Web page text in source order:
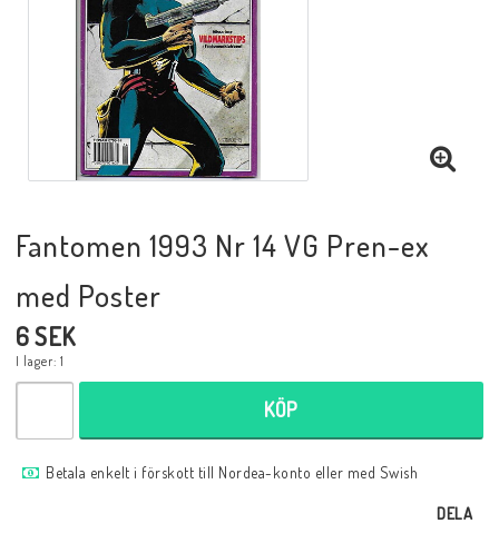
Mynt och Sedlar
Samlartillbehör
Serier Sverige
Serier USA
Fantomen 1993 Nr 14 VG Pren-ex
med Poster
6 SEK
I lager: 1
KÖP
Betala enkelt i förskott till Nordea-konto eller med Swish
DELA